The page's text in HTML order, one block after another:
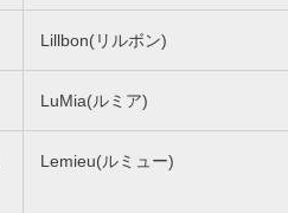
Lillbon(リルボン)
LuMia(ルミア)
Lemieu(ルミュー)